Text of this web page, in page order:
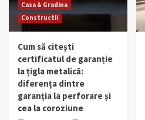
Casa & Gradina
Constructii
Cum să citești
certificatul de garanție
la țigla metalică:
diferența dintre
garanția la perforare și
cea la coroziune